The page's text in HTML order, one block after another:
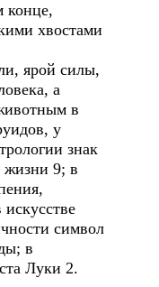
конце,
хвостами
ярой силы,
а
в
у
знак
жизни 9; в
символ
в
Луки 2.